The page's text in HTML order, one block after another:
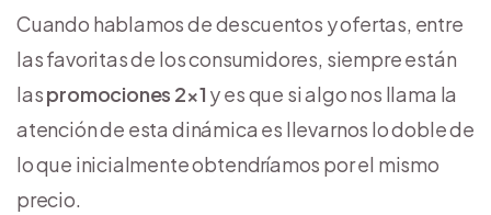
Cuando hablamos de descuentos y ofertas, entre
las favoritas de los consumidores, siempre están
laspromociones 2×1 y es que si algo nos llama la
atención de esta dinámica es llevarnos lo doble de
lo que inicialmente obtendríamos por el mismo
precio.